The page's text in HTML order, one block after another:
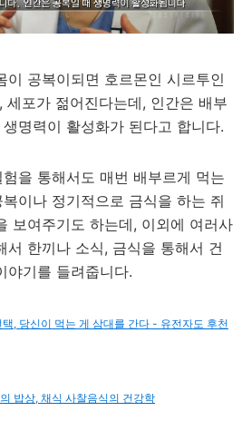
이 공복이되면 호르몬인 시르투인
세포가 젊어진다는데, 인간은 배부
명력이 활성화가 된다고 합니다.
을 통해서도 매번 배부르게 먹는
이나 정기적으로 금식을 하는 쥐
보여주기도 하는데, 이외에 여러사
서 한끼나 소식, 금식을 통해서 건
야기를 들려줍니다.
, 당신이 먹는 게 삼대를 간다 - 유전자도 후천
밥상, 채식 사찰음식의 건강학